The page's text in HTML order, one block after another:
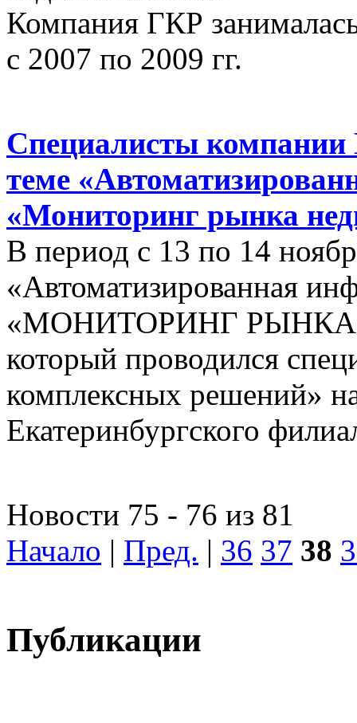
Компания ГКР
с 2007 по 2009 гг.
Специалисты
теме
«Мониторинг рынка
В период с 13 по 14
«Автоматизированная
«МОНИТОРИНГ
который проводился
комплексных решений»
Екатеринбургского
Новости 75 - 76 из 81
Начало | Пред. | 36 37 38
Публикации